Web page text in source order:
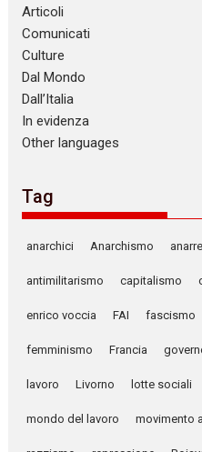
Articoli
Comunicati
Culture
Dal Mondo
Dall’Italia
In evidenza
Other languages
Tag
anarchici Anarchismo
antimilitarismo capitalismo
enrico voccia FAI fascismo
femminismo Francia
lavoro Livorno lotte sociali
mondo del lavoro movimento